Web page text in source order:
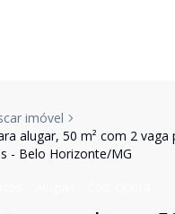
imóvel
alugar, 50 m² com 2 vaga
- Belo Horizonte/MG